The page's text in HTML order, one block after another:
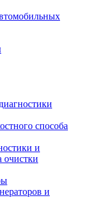
способа
и
очистки
и